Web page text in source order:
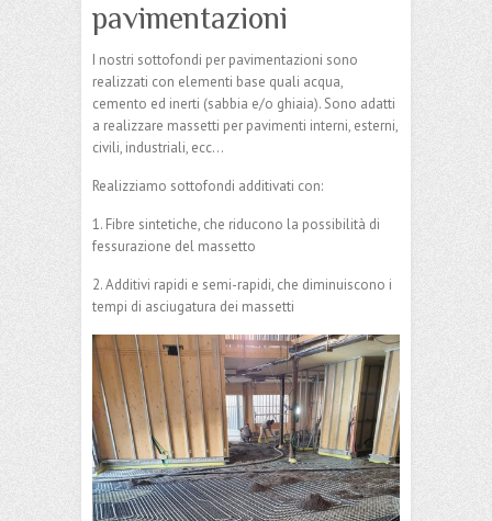
pavimentazioni
I nostri sottofondi per pavimentazioni sono
realizzati con elementi base quali acqua,
cemento ed inerti (sabbia e/o ghiaia). Sono adatti
a realizzare massetti per pavimenti interni, esterni,
civili, industriali, ecc…
Realizziamo sottofondi additivati con:
1. Fibre sintetiche, che riducono la possibilità di
fessurazione del massetto
2. Additivi rapidi e semi-rapidi, che diminuiscono i
tempi di asciugatura dei massetti